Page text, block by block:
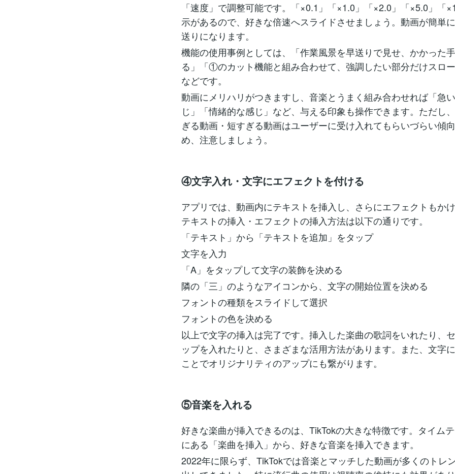
「速度」で調整可能です。「×0.1」「×1.0」「×2.0」「×5.0」「
示があるので、好きな倍速へスライドさせましょう。動画が簡単
送りになります。
機能の使用事例としては、「作業風景を早送りで見せ、かかった
る」「①のカット機能と組み合わせて、強調したい部分だけスロー
などです。
動画にメリハリがつきますし、音楽とうまく組み合わせれば「急
じ」「情緒的な感じ」など、与える印象も操作できます。ただし
ぎる動画・短すぎる動画はユーザーに受け入れてもらいづらい傾
め、注意しましょう。
④文字入れ・文字にエフェクトを付ける
アプリでは、動画内にテキストを挿入し、さらにエフェクトもかけ
テキストの挿入・エフェクトの挿入方法は以下の通りです。
「テキスト」から「テキストを追加」をタップ
文字を入力
「A」をタップして文字の装飾を決める
隣の「三」のようなアイコンから、文字の開始位置を決める
フォントの種類をスライドして選択
フォントの色を決める
以上で文字の挿入は完了です。挿入した楽曲の歌詞をいれたり、
ップを入れたりと、さまざまな活用方法があります。また、文字
ことでオリジナリティのアップにも繋がります。
⑤音楽を入れる
好きな楽曲が挿入できるのは、TikTokの大きな特徴です。タイム
にある「楽曲を挿入」から、好きな音楽を挿入できます。
2022年に限らず、TikTokでは音楽とマッチした動画が多くのトレ